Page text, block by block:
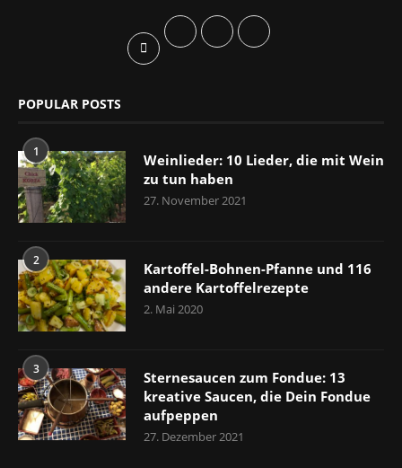
POPULAR POSTS
1
Weinlieder: 10 Lieder, die mit Wein
zu tun haben
27. November 2021
2
Kartoffel-Bohnen-Pfanne und 116
andere Kartoffelrezepte
2. Mai 2020
3
Sternesaucen zum Fondue: 13
kreative Saucen, die Dein Fondue
aufpeppen
27. Dezember 2021